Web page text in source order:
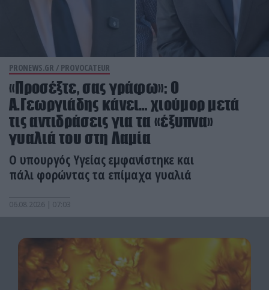
PRONEWS.GR / PROVOCATEUR
«Προσέξτε, σας γράφω»: Ο
Α.Γεωργιάδης κάνει… χιούμορ μετά
τις αντιδράσεις για τα «έξυπνα»
γυαλιά του στη Λαμία
Ο υπουργός Υγείας εμφανίστηκε και
πάλι φορώντας τα επίμαχα γυαλιά
06.08.2026 | 07:03